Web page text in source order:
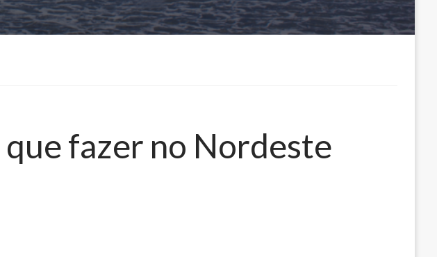
fazer no Nordeste